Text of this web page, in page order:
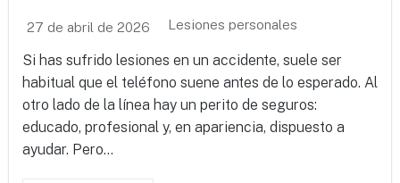
27 de abril de 2026 Lesiones personales
Si has sufrido lesiones en un accidente, suele ser
habitual que el teléfono suene antes de lo esperado. Al
otro lado de la línea hay un perito de seguros:
educado, profesional y, en apariencia, dispuesto a
ayudar. Pero...